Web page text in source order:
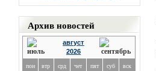
Архив новостей
август
2026
пон втр срд чет пят суб вск